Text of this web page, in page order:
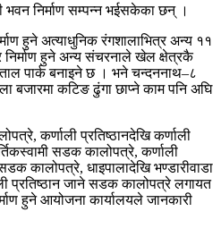
भवन निर्माण सम्पन्न भईसकेका छन् ।
हुने अत्याधुनिक रंगशालाभित्र अन्य ११
निर्माण हुने अन्य संचरनाले खेल क्षेत्रकै
पार्क बनाइने छ । भने चन्दननाथ–८
बजारमा कटिङ ढुंगा छाप्ने काम पनि अघि
कर्णाली प्रतिष्ठानदेखि कर्णाली
सडक कालोपत्रे, कर्णाली
कालोपत्रे, धाइपालादेखि भण्डारीवाडा
प्रतिष्ठान जाने सडक कालोपत्रे लगायत
हुने आयोजना कार्यालयले जानकारी